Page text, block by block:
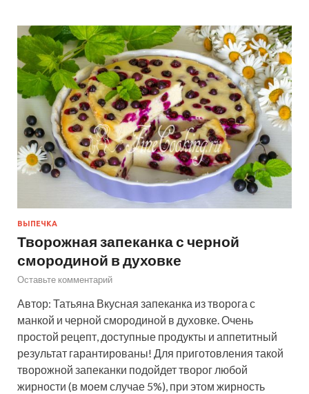
ВЫПЕЧКА
Творожная запеканка с черной
смородиной в духовке
Оставьте комментарий
Автор: Татьяна Вкусная запеканка из творога с
манкой и черной смородиной в духовке. Очень
простой рецепт, доступные продукты и аппетитный
результат гарантированы! Для приготовления такой
творожной запеканки подойдет творог любой
жирности (в моем случае 5%), при этом жирность